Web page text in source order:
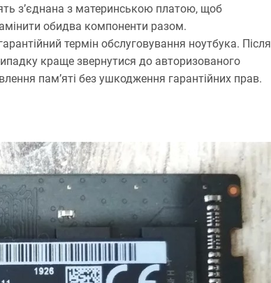
з’єднана з материнською платою, щоб
обидва компоненти разом.
термін обслуговування ноутбука. Після
краще звернутися до авторизованого
пам’яті без ушкодження гарантійних прав.